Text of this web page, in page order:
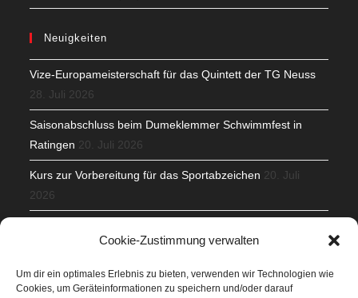
Cookie-Zustimmung verwalten
Um dir ein optimales Erlebnis zu bieten, verwenden wir Technologien wie
Cookies, um Geräteinformationen zu speichern und/oder darauf
Neuigkeiten
Vize-Europameisterschaft für das Quintett der TG Neuss
28. Juli 2026
Saisonabschluss beim Dumeklemmer Schwimmfest in
Ratingen 20. Juli 2026
Kurs zur Vorbereitung für das Sportabzeichen 20. Juli
2026